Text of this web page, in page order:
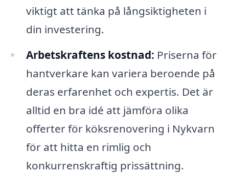
viktigt att tänka på långsiktigheten i
din investering.
Arbetskraftens kostnad: Priserna för
hantverkare kan variera beroende på
deras erfarenhet och expertis. Det är
alltid en bra idé att jämföra olika
offerter för köksrenovering i Nykvarn
för att hitta en rimlig och
konkurrenskraftig prissättning.